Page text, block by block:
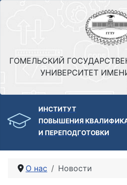
ГОМЕЛЬСКИЙ
УНИВЕРСИТЕТ
ИНСТИТУТ
ПОВЫШЕНИЯ
И ПЕРЕПОДГОТОВКИ
О нас Новости